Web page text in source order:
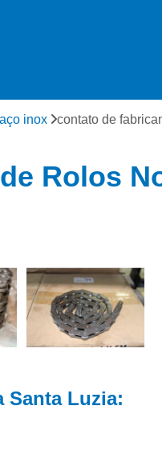
Acoplamento de Polias
Capa de Acoplamento
Corrente de Rolo Simples
Corrente
Corrente de Transmissão
Correntes de Aço Inox
inox contato de
Rolos
Santa Luzia: